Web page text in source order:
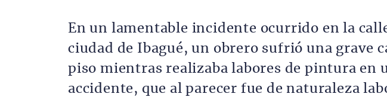
En un lamentable incidente ocurrido en la
ciudad de Ibagué, un obrero sufrió una grave
piso mientras realizaba labores de pintura en
accidente, que al parecer fue de naturaleza